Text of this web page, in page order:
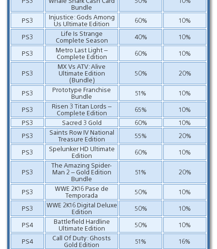
Bundle
PS3
Injustice: Gods Among
Us Ultimate Edition
60%
10%
PS3
Life Is Strange
Complete Season
40%
10%
PS3
Metro Last Light –
Complete Edition
60% 10%
PS3
MX Vs ATV: Alive
Ultimate Edition
(Bundle)
50% 20%
PS3
Prototype Franchise
Bundle
51%
10%
PS3
Risen 3 Titan Lords –
Complete Edition
65%
10%
PS3
Sacred 3 Gold 60%
10%
PS3
Saints Row IV National
Treasure Edition
55%
20%
PS3
Spelunker HD Ultimate
Edition
60% 10%
PS3
The Amazing Spider-
Man 2 – Gold Edition
Bundle
51% 20%
PS3
WWE 2K16 Pase de
Temporada
50%
10%
PS3
WWE 2K16 Digital Deluxe
Edition
50%
10%
PS4
Battlefield Hardline
Ultimate Edition
50%
10%
PS4
Call Of Duty: Ghosts
Gold Edition
51%
16%